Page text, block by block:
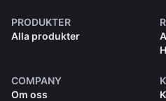
PRODUKTER
Alla produkter
COMPANY
Om oss